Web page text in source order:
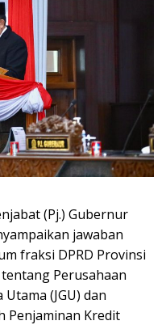
(Pj.) Gubernur
jawaban
fraksi DPRD Provinsi
Perusahaan
(JGU) dan
Penjaminan Kredit